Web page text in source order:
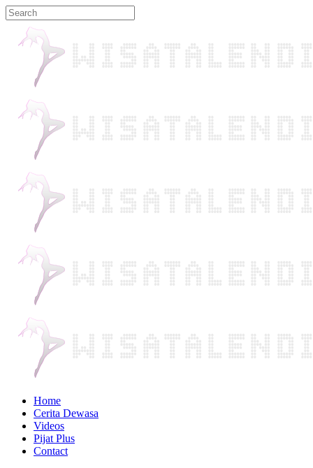
Home
Cerita Dewasa
Videos
Pijat Plus
Contact